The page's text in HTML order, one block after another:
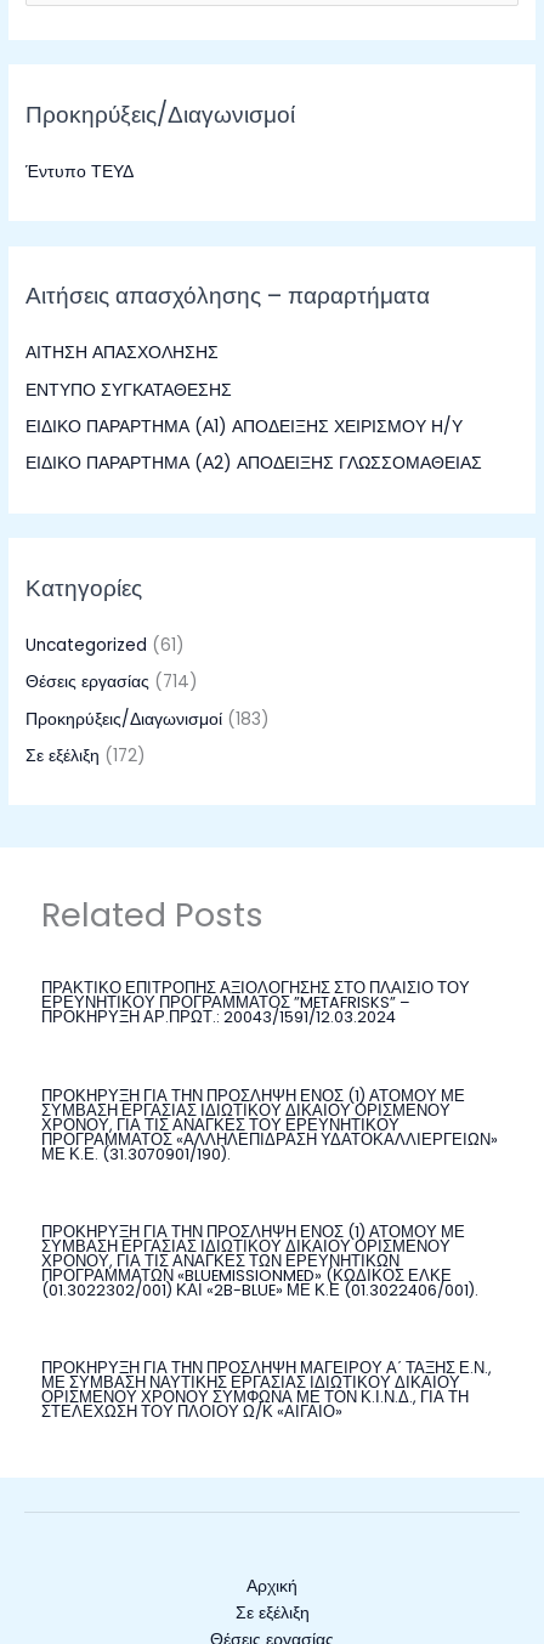
ν
α
ή
η
η
ι
α
Προκηρύξεις/Διαγωνισμοί
Έντυπο ΤΕΥΔ
Αιτήσεις απασχόλησης – παραρτήματα
ΑΙΤΗΣΗ ΑΠΑΣΧΟΛΗΣΗΣ
ΕΝΤΥΠΟ ΣΥΓΚΑΤΑΘΕΣΗΣ
ΕΙΔΙΚΟ ΠΑΡΑΡΤΗΜΑ (Α1) ΑΠΟΔΕΙΞΗΣ ΧΕΙΡΙΣΜΟΥ Η/Υ
ΕΙΔΙΚΟ ΠΑΡΑΡΤΗΜΑ (Α2) ΑΠΟΔΕΙΞΗΣ ΓΛΩΣΣΟΜΑΘΕΙΑΣ
Κατηγορίες
Uncategorized (61)
Θέσεις εργασίας (714)
Προκηρύξεις/Διαγωνισμοί (183)
Σε εξέλιξη (172)
Related Posts
ΠΡΑΚΤΙΚΟ ΕΠΙΤΡΟΠΗΣ ΑΞΙΟΛΟΓΗΣΗΣ ΣΤΟ ΠΛΑΙΣΙΟ ΤΟΥ
ΕΡΕΥΝΗΤΙΚΟΥ ΠΡΟΓΡΑΜΜΑΤΟΣ ”METAFRISKS” –
ΠΡΟΚΗΡΥΞΗ ΑΡ.ΠΡΩΤ.: 20043/1591/12.03.2024
ΠΡΟΚΗΡΥΞΗ ΓΙΑ ΤΗΝ ΠΡΟΣΛΗΨΗ ΕΝΟΣ (1) ΑΤΟΜΟΥ ΜΕ
ΣΥΜΒΑΣΗ ΕΡΓΑΣΙΑΣ ΙΔΙΩΤΙΚΟΥ ΔΙΚΑΙΟΥ ΟΡΙΣΜΕΝΟΥ
ΧΡΟΝΟΥ, ΓΙΑ ΤΙΣ ΑΝΑΓΚΕΣ ΤΟΥ ΕΡΕΥΝΗΤΙΚΟΥ
ΠΡΟΓΡΑΜΜΑΤΟΣ «ΑΛΛΗΛΕΠΙΔΡΑΣΗ ΥΔΑΤΟΚΑΛΛΙΕΡΓΕΙΩΝ»
ΜΕ Κ.Ε. (31.3070901/190).
ΠΡΟΚΗΡΥΞΗ ΓΙΑ ΤΗΝ ΠΡΟΣΛΗΨΗ ΕΝΟΣ (1) ΑΤΟΜΟΥ ΜΕ
ΣΥΜΒΑΣΗ ΕΡΓΑΣΙΑΣ ΙΔΙΩΤΙΚΟΥ ΔΙΚΑΙΟΥ ΟΡΙΣΜΕΝΟΥ
ΧΡΟΝΟΥ, ΓΙΑ ΤΙΣ ΑΝΑΓΚΕΣ ΤΩΝ ΕΡΕΥΝΗΤΙΚΩΝ
ΠΡΟΓΡΑΜΜΑΤΩΝ «BLUEMISSIONMED» (ΚΩΔΙΚΟΣ ΕΛΚΕ
(01.3022302/001) ΚΑΙ «2B-BLUE» ΜΕ Κ.Ε (01.3022406/001).
ΠΡΟΚΗΡΥΞΗ ΓΙΑ ΤΗΝ ΠΡΟΣΛΗΨΗ ΜΑΓΕΙΡΟΥ Α΄ ΤΑΞΗΣ Ε.Ν.,
ΜΕ ΣΥΜΒΑΣΗ ΝΑΥΤΙΚΗΣ ΕΡΓΑΣΙΑΣ ΙΔΙΩΤΙΚΟΥ ΔΙΚΑΙΟΥ
ΟΡΙΣΜΕΝΟΥ ΧΡΟΝΟΥ ΣΥΜΦΩΝΑ ΜΕ ΤΟΝ Κ.Ι.Ν.Δ., ΓΙΑ ΤΗ
ΣΤΕΛΕΧΩΣΗ ΤΟΥ ΠΛΟΙΟΥ Ω/Κ «ΑΙΓΑΙΟ»
Αρχική
Σε εξέλιξη
Θέσεις εργασίας